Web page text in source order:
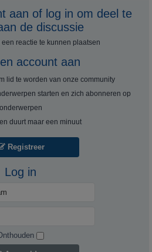
aan of log in om deel te
de discussie
​​reactie te kunnen plaatsen
account aan
lid te worden van onze community
starten en zich abonneren op
onderwerpen
duurt maar een minuut
Registreer
Log in